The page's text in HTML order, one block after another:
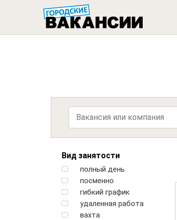
Вид занятости
полный день
посменно
гибкий график
удаленная работа
вахта